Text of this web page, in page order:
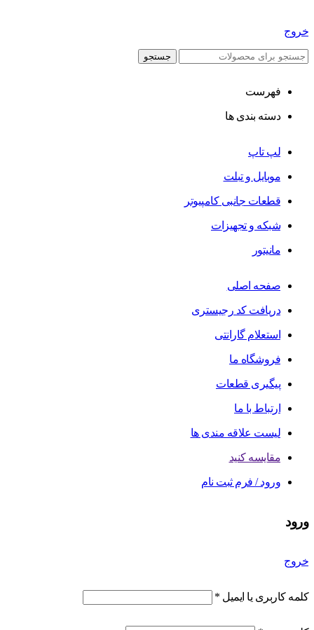
خروج
جستجو
فهرست
دسته بندی ها
لپ تاپ
موبایل و تبلت
قطعات جانبی کامپیوتر
شبکه و تجهیزات
مانیتور
صفحه اصلی
دریافت کد رجیستری
استعلام گارانتی
فروشگاه ما
پیگیری قطعات
ارتباط با ما
لیست علاقه مندی ها
مقایسه کنید
ورود / فرم ثبت نام
ورود
خروج
کلمه کاربری یا ایمیل *